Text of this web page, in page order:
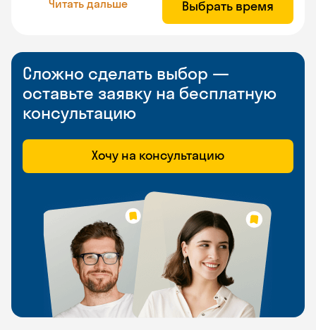
Читать дальше Выбрать время
Сложно сделать выбор —
оставьте заявку на бесплатную
консультацию
Хочу на консультацию